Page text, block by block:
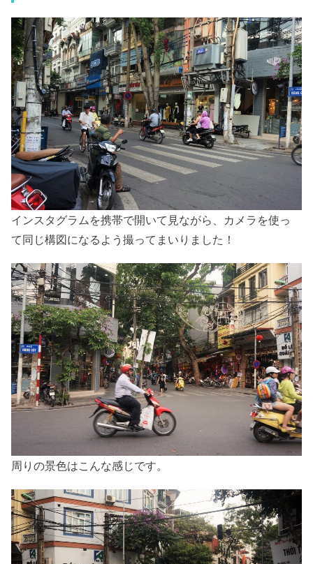
インスタグラムを携帯で開いて見ながら、カメラを使っ
て同じ構図になるよう撮ってまいりました！
周りの景色はこんな感じです。